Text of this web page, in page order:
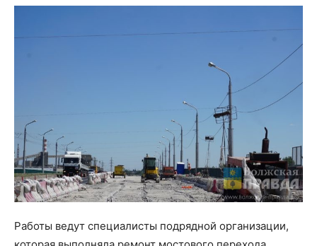
Работы ведут специалисты подрядной организации,